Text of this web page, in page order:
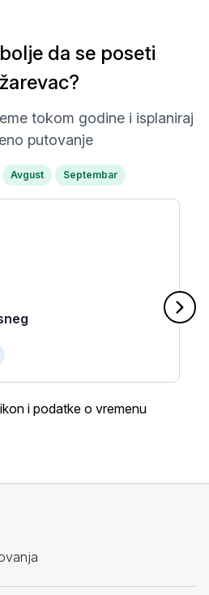
da se poseti
tokom godine i isplaniraj
putovanje
Avgust Septembar
i podatke o vremenu